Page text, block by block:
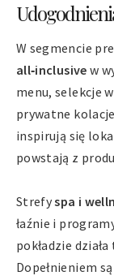
W segmencie
all‑inclusive w
menu, selekcje
prywatne
inspirują się
powstają z
Strefyspa i
łaźnie i
pokładzie
Dopełnieniem